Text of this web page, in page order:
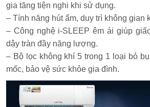
gia tăng tiện nghi khi sử dụng.
– Tính năng hút ẩm, duy trì không gian
– Công nghệ i-SLEEP êm ái giúp
dậy tràn đầy năng lượng.
– Bộ lọc không khí 5 trong 1 loại bỏ
mốc, bảo vệ sức khỏe gia đình.